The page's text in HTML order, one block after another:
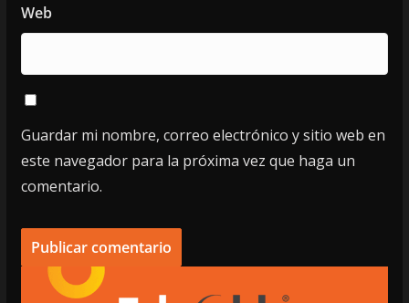
Web
Guardar mi nombre, correo electrónico y sitio web en
este navegador para la próxima vez que haga un
comentario.